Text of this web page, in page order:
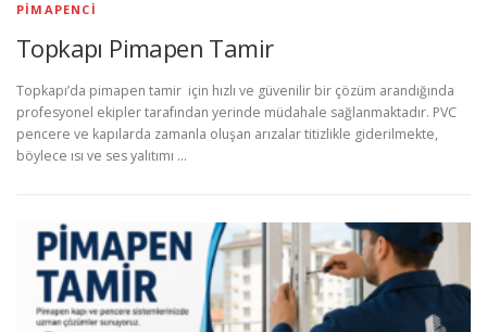
PIMAPENCI
Topkapı Pimapen Tamir
Topkapı’da pimapen tamir için hızlı ve güvenilir bir çözüm arandığında
profesyonel ekipler tarafından yerinde müdahale sağlanmaktadır. PVC
pencere ve kapılarda zamanla oluşan arızalar titizlikle giderilmekte,
böylece ısı ve ses yalıtımı …